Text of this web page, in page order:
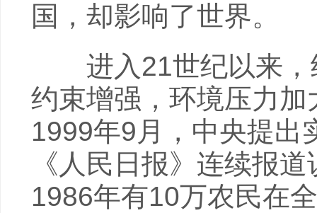
国，却影响了世界。
进入21世纪以来，
约束增强，环境压力加
1999年9月，中央提出
《人民日报》连续报
1986年有10万农民在